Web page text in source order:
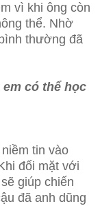
vì khi ông còn
thể. Nhờ
thường đã
có thể học
tin vào
đối mặt với
giúp chiến
đã anh dũng